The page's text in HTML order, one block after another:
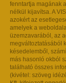
fenntartja magának
nélkül kijavítsa. A
azokért az
amelyek a
üzemzavarából, az
megváltoztatásából
késedelemből,
más hasonló okból
található összes
(kivétel: szöveg